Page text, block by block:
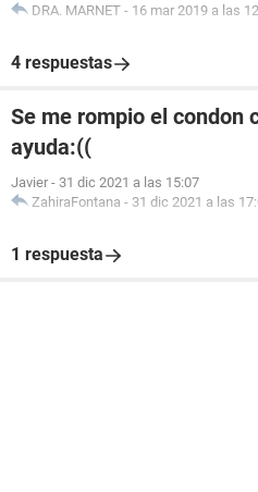
DRA. MARNET - 16 mar 2019 a las
4 respuestas
Se me rompio el condon
ayuda:((
Javier - 31 dic 2021 a las 15:07
ZahiraFontana - 31 dic 2021 a las
1 respuesta